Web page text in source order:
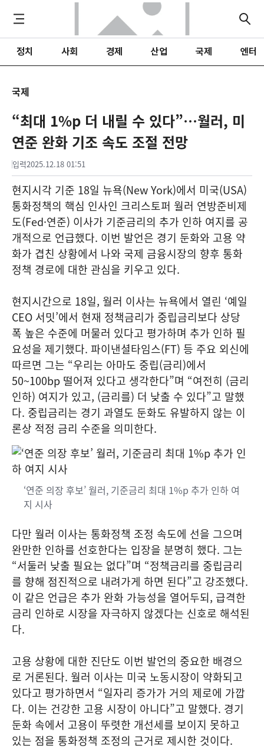
정치 사회 경제 산업 국제 엔터
국제
“최대 1%p 더 내릴 수 있다”…월러, 미
연준 완화 기조 속도 조절 전망
입력2025.12.18 01:51
현지시각 기준 18일 뉴욕(New York)에서 미국(USA)
통화정책의 핵심 인사인 크리스토퍼 월러 연방준비제
도(Fed·연준) 이사가 기준금리의 추가 인하 여지를 공
개적으로 언급했다. 이번 발언은 경기 둔화와 고용 약
화가 겹친 상황에서 나와 국제 금융시장의 향후 통화
정책 경로에 대한 관심을 키우고 있다.
현지시간으로 18일, 월러 이사는 뉴욕에서 열린 ‘예일
CEO 서밋’에서 현재 정책금리가 중립금리보다 상당
폭 높은 수준에 머물러 있다고 평가하며 추가 인하 필
요성을 제기했다. 파이낸셜타임스(FT) 등 주요 외신에
따르면 그는 “우리는 아마도 중립(금리)에서
50~100bp 떨어져 있다고 생각한다”며 “여전히 (금리
인하) 여지가 있고, (금리를) 더 낮출 수 있다”고 말했
다. 중립금리는 경기 과열도 둔화도 유발하지 않는 이
론상 적정 금리 수준을 의미한다.
‘연준 의장 후보’ 월러, 기준금리 최대 1%p 추가 인하 여
지 시사
다만 월러 이사는 통화정책 조정 속도에 선을 그으며
완만한 인하를 선호한다는 입장을 분명히 했다. 그는
“서둘러 낮출 필요는 없다”며 “정책금리를 중립금리
를 향해 점진적으로 내려가게 하면 된다”고 강조했다.
이 같은 언급은 추가 완화 가능성을 열어두되, 급격한
금리 인하로 시장을 자극하지 않겠다는 신호로 해석된
다.
고용 상황에 대한 진단도 이번 발언의 중요한 배경으
로 거론된다. 월러 이사는 미국 노동시장이 약화되고
있다고 평가하면서 “일자리 증가가 거의 제로에 가깝
다. 이는 건강한 고용 시장이 아니다”고 말했다. 경기
둔화 속에서 고용이 뚜렷한 개선세를 보이지 못하고
있는 점을 통화정책 조정의 근거로 제시한 것이다.